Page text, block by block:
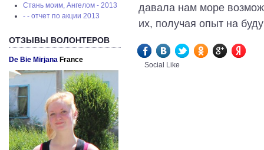
Стань моим, Ангелом - 2013
- - отчет по акции 2013
ОТЗЫВЫ ВОЛОНТЕРОВ
De Bie Mirjana France
давала нам море
их, получая опыт на
Social Like